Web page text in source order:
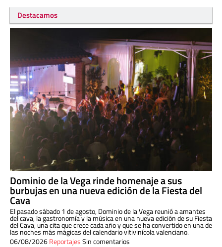
Destacamos
Dominio de la Vega rinde homenaje a sus
burbujas en una nueva edición de la Fiesta del
Cava
El pasado sábado 1 de agosto, Dominio de la Vega reunió a amantes
del cava, la gastronomía y la música en una nueva edición de su Fiesta
del Cava, una cita que crece cada año y que se ha convertido en una de
las noches más mágicas del calendario vitivinícola valenciano.
06/08/2026ReportajesSin comentarios